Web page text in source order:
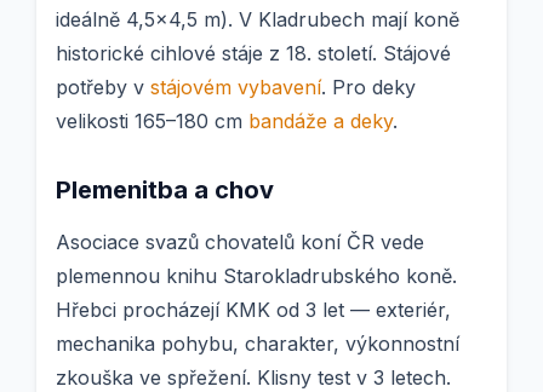
ideálně 4,5×4,5 m). V Kladrubech mají koně
historické cihlové stáje z 18. století. Stájové
potřeby v stájovém vybavení. Pro deky
velikosti 165–180 cm bandáže a deky.
Plemenitba a chov
Asociace svazů chovatelů koní ČR vede
plemennou knihu Starokladrubského koně.
Hřebci procházejí KMK od 3 let — exteriér,
mechanika pohybu, charakter, výkonnostní
zkouška ve spřežení. Klisny test v 3 letech.